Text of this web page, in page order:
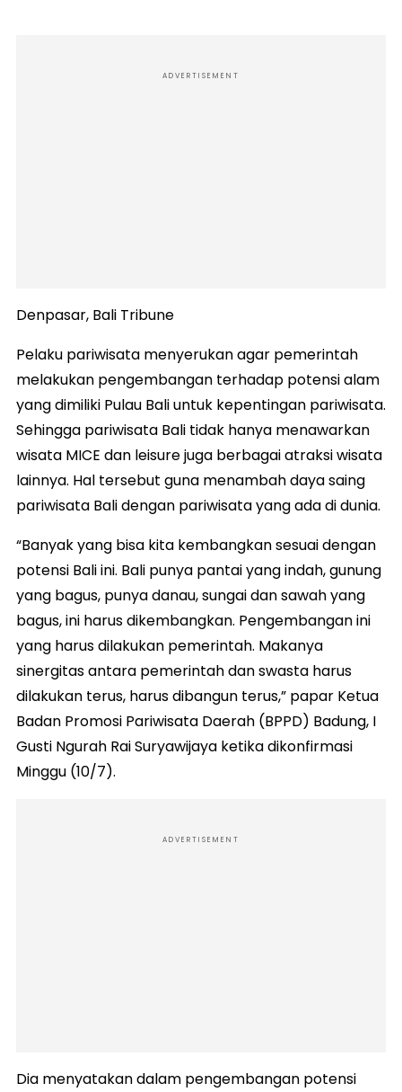
ADVERTISEMENT
Denpasar, Bali Tribune
Pelaku pariwisata menyerukan agar pemerintah
melakukan pengembangan terhadap potensi alam
yang dimiliki Pulau Bali untuk kepentingan pariwisata.
Sehingga pariwisata Bali tidak hanya menawarkan
wisata MICE dan leisure juga berbagai atraksi wisata
lainnya. Hal tersebut guna menambah daya saing
pariwisata Bali dengan pariwisata yang ada di dunia.
“Banyak yang bisa kita kembangkan sesuai dengan
potensi Bali ini. Bali punya pantai yang indah, gunung
yang bagus, punya danau, sungai dan sawah yang
bagus, ini harus dikembangkan. Pengembangan ini
yang harus dilakukan pemerintah. Makanya
sinergitas antara pemerintah dan swasta harus
dilakukan terus, harus dibangun terus,” papar Ketua
Badan Promosi Pariwisata Daerah (BPPD) Badung, I
Gusti Ngurah Rai Suryawijaya ketika dikonfirmasi
Minggu (10/7).
ADVERTISEMENT
Dia menyatakan dalam pengembangan potensi